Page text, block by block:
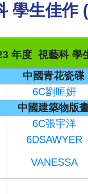
學生佳作
年度 視藝科 學
中國青花瓷碟
6C劉晅妍
中國建築物版
6C張宇洋
6DSAWYER
VANESSA